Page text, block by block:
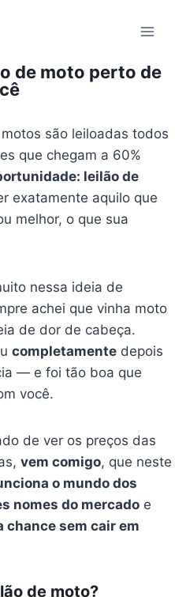
de moto perto de
são leiloadas todos
que chegam a 60%
leilão de
exatamente aquilo que
melhor, o que sua
nessa ideia de
achei que vinha moto
de dor de cabeça.
completamente depois
— e foi tão boa que
você.
de ver os preços das
vem comigo, que neste
o mundo dos
nomes do mercado e
chance sem cair em
de moto?